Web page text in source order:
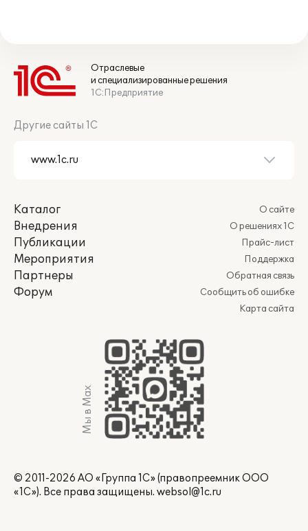
Отраслевые
и специализированные решения
1С:Предприятие
Другие сайты 1С
Каталог
Внедрения
Публикации
Мероприятия
Партнеры
Форум
О сайте
О решениях 1С
Прайс-лист
Поддержка
Обратная связь
Сообщить об ошибке
Карта сайта
Мы в Max
© 2011-2026 АО «Группа 1С» (правопреемник ООО
«1С»). Все права защищены. websol@1c.ru